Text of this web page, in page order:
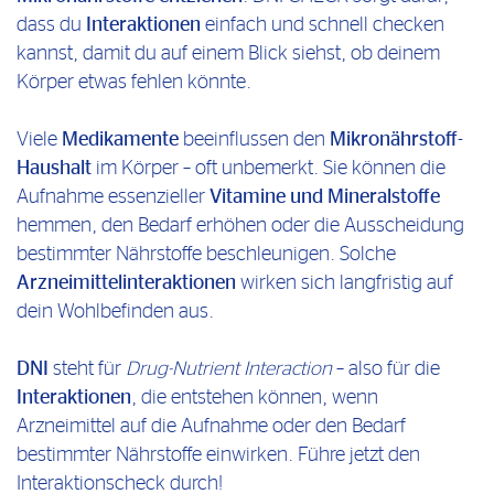
Nahrungsergänzungsmitteln beeinflussen könnten.
Da dieser DNI CHECK nicht als Alternative zu einer
gedacht ist, werde ich einen Arzt, Apotheker oder
Gesundheitsdienstleister konsultieren, wenn ich
Fragen habe, ob ein Produkt für mich geeignet ist,
angesichts der Medikamente, die ich in den DNI
CHECK eingegeben habe oder aus anderen
Gründen die Konsultation eines Arztes indiziert ist.
LLC geschützt.
Ich erkenne an, dass Pure Encapsulations und
PEPID, LLC. in keiner Weise für Inhalte
verantwortlich ist, die mit dem DNI CHECK in
dass du
Interaktionen einfach und schnell checken
kannst, damit du auf einem Blick siehst, ob deinem
Körper etwas fehlen könnte.
Viele Medikamente beeinflussen den Mikronährstoff-
Haushalt im Körper – oft unbemerkt. Sie können die
Aufnahme essenzieller Vitamine und Mineralstoffe
hemmen, den Bedarf erhöhen oder die Ausscheidung
bestimmter Nährstoffe beschleunigen. Solche
Arzneimittelinteraktionen wirken sich langfristig auf
dein Wohlbefinden aus.
DNI steht für Drug-Nutrient Interaction– also für die
Interaktionen, die entstehen können, wenn
Arzneimittel auf die Aufnahme oder den Bedarf
bestimmter Nährstoffe einwirken. Führe jetzt den
Interaktionscheck durch!